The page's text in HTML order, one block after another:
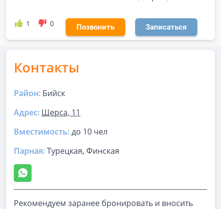
1 0 Позвонить Записаться
Контакты
Район: Бийск
Адрес: Щерса, 11
Вместимость:до 10 чел
Парная:Турецкая, Финская
Рекомендуем заранее бронировать и вносить